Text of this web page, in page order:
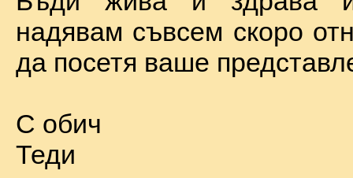
надявам съвсем скоро
да посетя ваше
С обич
Теди